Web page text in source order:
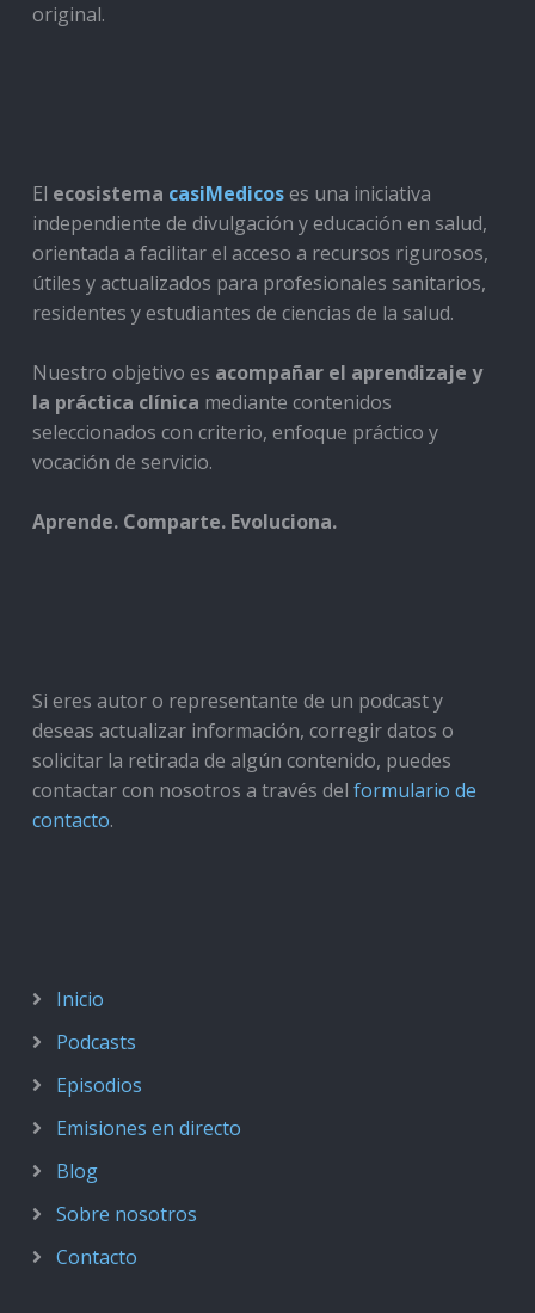
original.
El ecosistema casiMedicoses una iniciativa
independiente de divulgación y educación en salud,
orientada a facilitar el acceso a recursos rigurosos,
útiles y actualizados para profesionales sanitarios,
residentes y estudiantes de ciencias de la salud.
Nuestro objetivo es acompañar el aprendizaje y
la práctica clínica mediante contenidos
seleccionados con criterio, enfoque práctico y
vocación de servicio.
Aprende. Comparte. Evoluciona.
Si eres autor o representante de un podcast y
deseas actualizar información, corregir datos o
solicitar la retirada de algún contenido, puedes
contactar con nosotros a través del formulario de
contacto.
Inicio
Podcasts
Episodios
Emisiones en directo
Blog
Sobre nosotros
Contacto